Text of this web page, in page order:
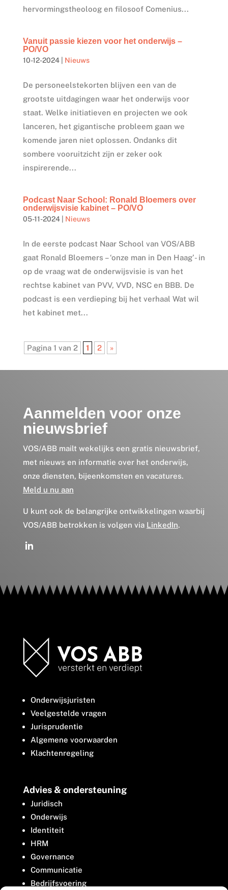
hervormingstheoloog en filosoof Comenius...
Vanuit passie kiezen voor het onderwijs –
PO/VO
10-12-2024| Nieuws
De personeelstekorten blijven een van de
grootste uitdagingen waar het onderwijs voor
staat. Welke initiatieven en projecten we ook
lanceren, het gigantische probleem gaan we
komende jaren niet oplossen. Ondanks dit
sombere vooruitzicht zijn er zeker ook
inspirerende...
Podcast Naar School: Ronald Bloemers over
onderwijsvisie kabinet – PO/VO
05-11-2024| Nieuws
In de eerste podcast Naar School van VOS/ABB
gaat Ronald Bloemers – ‘onze man in Den Haag’- in
op de vraag wat de onderwijsvisie is van het
rechtse kabinet van PVV, VVD, NSC en BBB. De
podcast is een verdieping bij het verhaal Wat wil
het kabinet met...
Pagina 1 van 2 1 2 »
Aanmelden voor onze
nieuwsbrief
VOS/ABB mailt wekelijks een gratis nieuwsbrief,
met nieuws en informatie over het onderwijs,
onze diensten, bijeenkomsten en vacatures.
Meld u nu aan
U kunt ook de belangrijke ontwikkelingen waarbij
VOS/ABB betrokken is volgen via LinkedIn.
Onderwijsjuristen
Veelgestelde vragen
Jurisprudentie
Algemene voorwaarden
Klachtenregeling
Advies & ondersteuning
Juridisch
Onderwijs
Identiteit
HRM
Governance
Communicatie
Bedrijfsvoering